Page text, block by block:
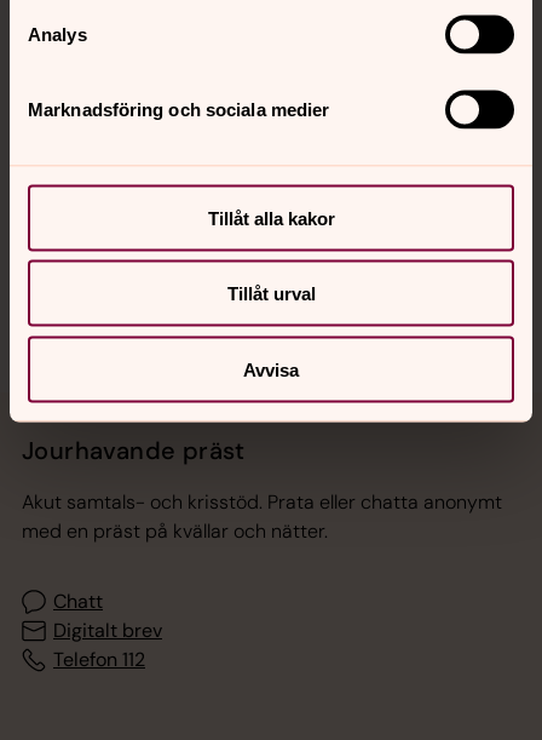
Analys
Marknadsföring och sociala medier
Tillåt alla kakor
Tillåt urval
Avvisa
Hitta snabbt
Sociala kanaler
Jourhavande präst
Akut samtals- och krisstöd. Prata eller chatta anonymt
med en präst på kvällar och nätter.
Chatt
Digitalt brev
Telefon 112